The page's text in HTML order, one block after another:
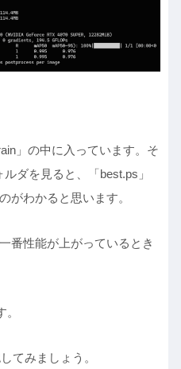
」の中に入っています。そ
ダを見ると、「best.ps」
がわかると思います。
番性能が上がっているとき
てみましょう。